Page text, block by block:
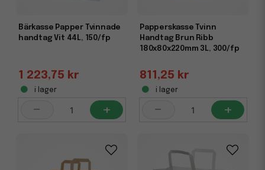
Bärkasse Papper Tvinnade
handtag Vit 44L, 150/fp
1 223,75 kr
i lager
- +
Papperskasse Tvinn
Handtag Brun Ribb
180x80x220mm 3L, 300/fp
811,25 kr
i lager
- +